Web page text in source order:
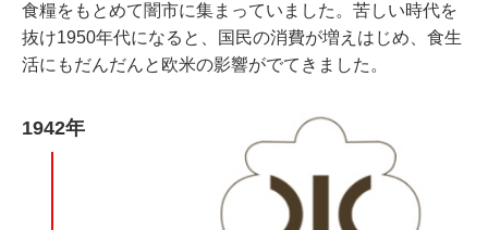
食糧をもとめて闇市に集まっていました。苦しい時代を
抜け1950年代になると、国民の消費が増えはじめ、食生
活にもだんだんと欧米の影響がでてきました。
1942年